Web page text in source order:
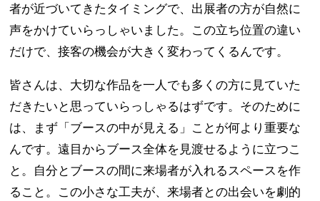
者が近づいてきたタイミングで、出展者の方が自然に
声をかけていらっしゃいました。この立ち位置の違い
だけで、接客の機会が大きく変わってくるんです。
皆さんは、大切な作品を一人でも多くの方に見ていた
だきたいと思っていらっしゃるはずです。そのために
は、まず「ブースの中が見える」ことが何より重要な
んです。遠目からブース全体を見渡せるように立つこ
と。自分とブースの間に来場者が入れるスペースを作
ること。この小さな工夫が、来場者との出会いを劇的